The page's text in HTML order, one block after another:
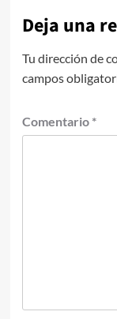
Deja una
Tu dirección de
campos
Comentario *